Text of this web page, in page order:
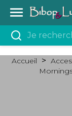

Accueil